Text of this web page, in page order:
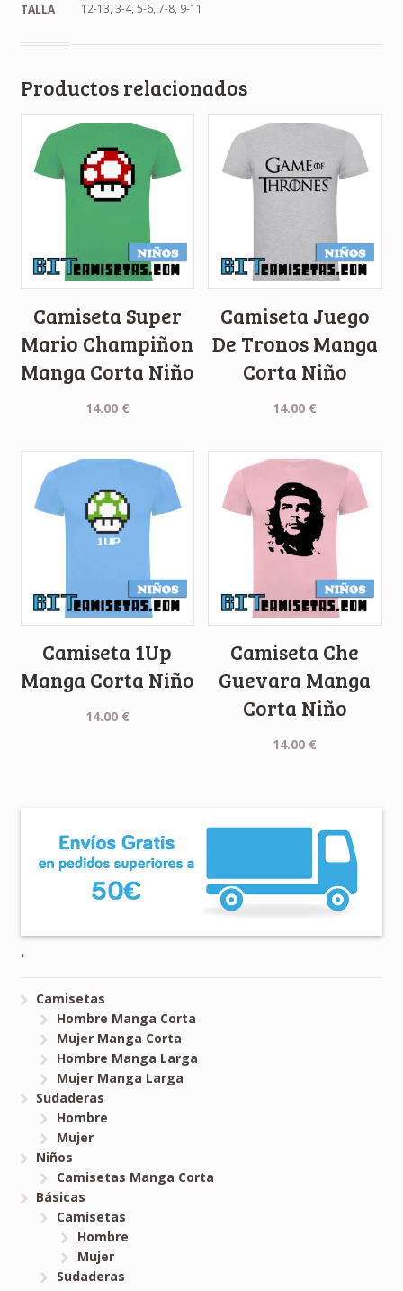
TALLA 12-13, 3-4, 5-6, 7-8, 9-11
Productos relacionados
Camiseta Super
Mario Champiñon
Manga Corta Niño
14.00 €
Camiseta Juego
De Tronos Manga
Corta Niño
14.00 €
Camiseta 1Up
Manga Corta Niño
14.00 €
Camiseta Che
Guevara Manga
Corta Niño
14.00 €
.
Camisetas
Hombre Manga Corta
Mujer Manga Corta
Hombre Manga Larga
Mujer Manga Larga
Sudaderas
Hombre
Mujer
Niños
Camisetas Manga Corta
Básicas
Camisetas
Hombre
Mujer
Sudaderas